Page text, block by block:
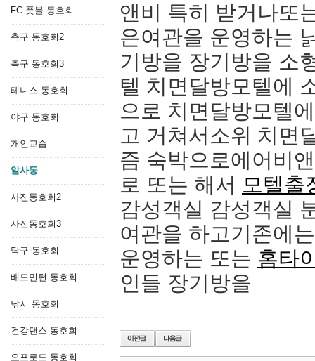
FC 풋볼 동호회
축구 동호회2
축구 동호회3
테니스 동호회
야구 동호회
개인교습
알사동
사진동호회2
사진동호회3
탁구 동호회
배드민턴 동호회
낚시 동호회
건강댄스 동호회
오프로드 동호회
앤비 특히 받거나또
은여관을 운영하는
기방을 장기방을 소
텔 치면달방모텔에
으로 치면달방모텔
고 거쳐서소위 치면
즘 숙박으로에어비
로 또는 해서 모텔출
감성객실 감성객실
여관을 하고기존에
운영하는 또는 홈타
인들 장기방을